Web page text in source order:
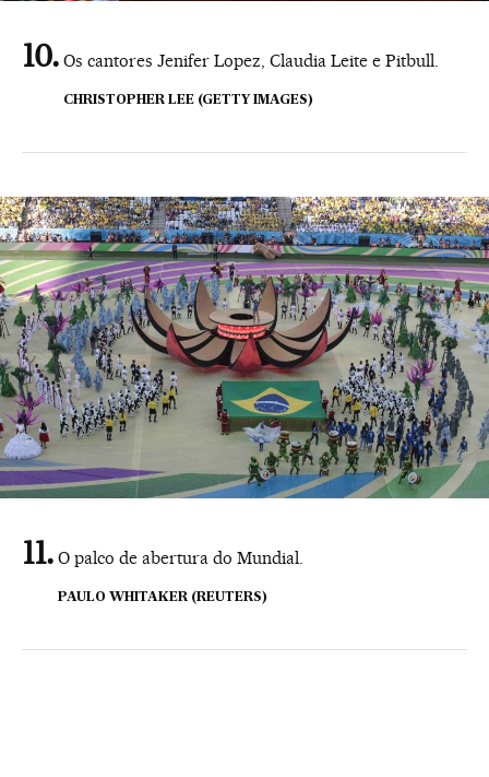
Os cantores Jenifer Lopez, Claudia Leite e Pitbull.
CHRISTOPHER LEE (GETTY IMAGES)
O palco de abertura do Mundial.
PAULO WHITAKER (REUTERS)